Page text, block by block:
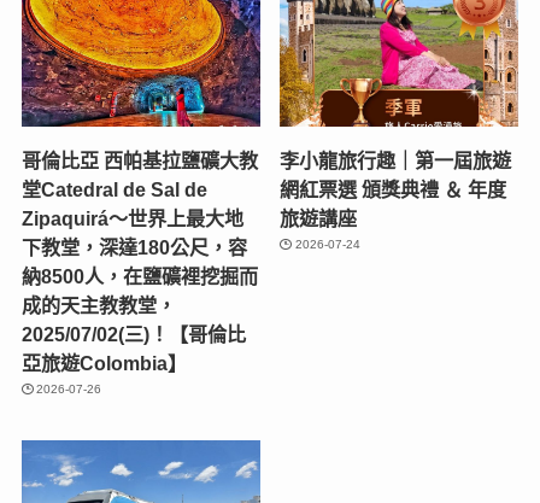
哥倫比亞 西帕基拉鹽礦大教
堂Catedral de Sal de
Zipaquirá～世界上最大地
下教堂，深達180公尺，容
納8500人，在鹽礦裡挖掘而
成的天主教教堂，
2025/07/02(三)！【哥倫比
亞旅遊Colombia】
2026-07-26
李小龍旅行趣｜第一屆旅遊
網紅票選 頒獎典禮 ＆ 年度
旅遊講座
2026-07-24